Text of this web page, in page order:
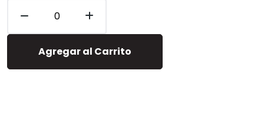
Agregar al Carrito